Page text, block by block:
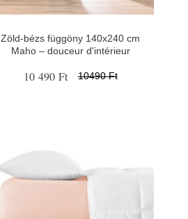
Zöld-bézs függöny 140x240 cm
Maho – douceur d'intérieur
10 490 Ft 10490 Ft